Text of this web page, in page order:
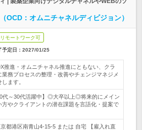
OCD：オムニチャネルディビジョン）
リモートワーク可
予定日： 2027/01/25
推進・オムニチャネル推進にともない、クラ
業務プロセスの整理・改善やチェンジマネジメ
ます。
代～30代活躍中】◎大卒以上◎将来的にメイン
方やクライアントの潜在課題を言語化・提案で
都港区南青山4-15-5 または 自宅 【雇入れ直